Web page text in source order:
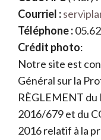
Courriel :
Téléphone :
Crédit photo:
Notre site est
Général sur la
RÈGLEMENT du
2016/679 et du
2016 relatif à la